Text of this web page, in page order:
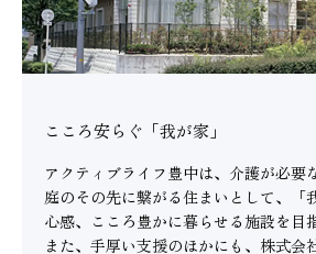
こころ安らぐ「我が家」
アクティブライフ豊中は、介護が必要
庭のその先に繋がる住まいとして、「
心感、こころ豊かに暮らせる施設を目
また、手厚い支援のほかにも、株式会